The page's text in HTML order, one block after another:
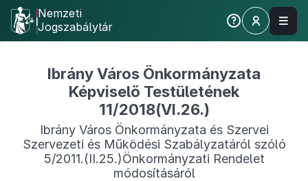
Nemzeti
Jogszabálytár
Ibrány Város Önkormányzata
Képviselő Testületének
11/2018(VI.26.)
Ibrány Város Önkormányzata és Szervei
Szervezeti és Működési Szabályzatáról szóló
5/2011.(II.25.)Önkormányzati Rendelet
módosításáról